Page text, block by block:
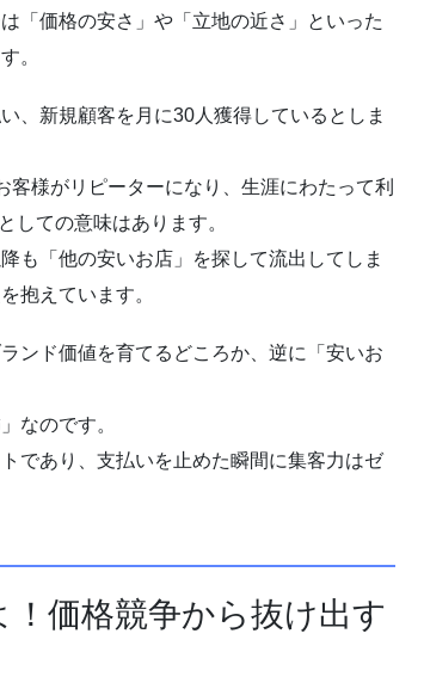
「価格の安さ」や「立地の近さ」といった
。
、新規顧客を月に30人獲得しているとしま
様がリピーターになり、生涯にわたって利
しての意味はあります。
も「他の安いお店」を探して流出してしま
抱えています。
ンド価値を育てるどころか、逆に「安いお
なのです。
であり、支払いを止めた瞬間に集客力はゼ
価格競争から抜け出す